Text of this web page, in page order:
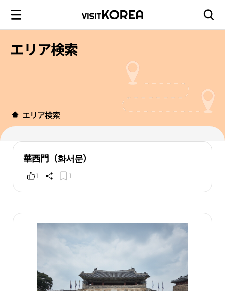
エリア検索
エリア検索
華西門（화서문）
1 1